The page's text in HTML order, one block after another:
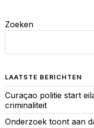
Zoeken
LAATSTE BERICHTEN
Curaçao politie start
criminaliteit
Onderzoek toont aan